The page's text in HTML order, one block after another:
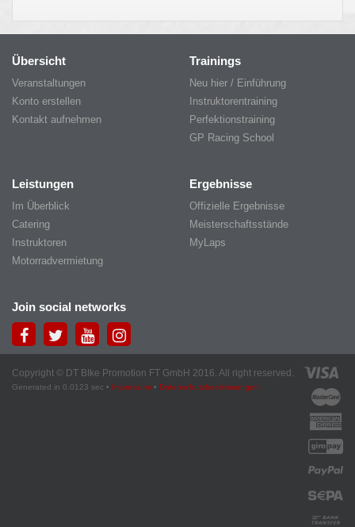
Übersicht
Veranstaltungen
Konto erstellen
Kontakt aufnehmen
Trainings
Neu hier / Einführung
Instruktorentraining
Perfektionstraining
GP Racing School
Leistungen
Im Überblick
Catering
Instruktoren
Motorradvermietung
Ergebnisse
Offizielle Ergebnisse
Meisterschaftsstände
MyLaps
Join social networks
Copyright © DT BIke Promotion FT GmbH 2016. All right reserved.
Generated in 0.0123 sec • Impressum • Datenschutzbestimmungen